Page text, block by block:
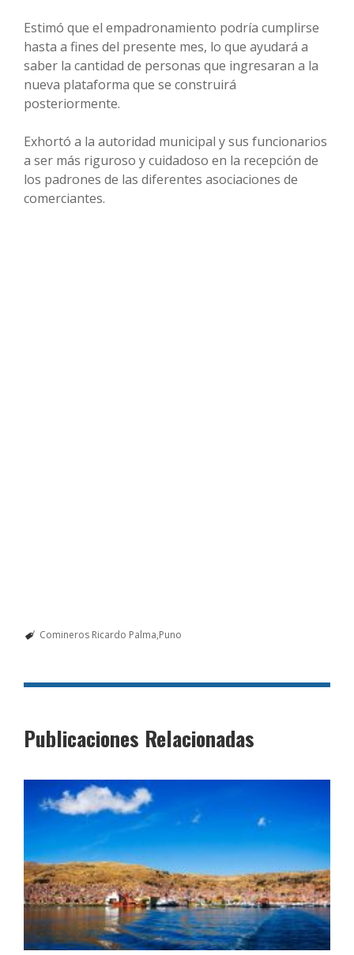
Estimó que el empadronamiento podría cumplirse
hasta a fines del presente mes, lo que ayudará a
saber la cantidad de personas que ingresaran a la
nueva plataforma que se construirá
posteriormente.
Exhortó a la autoridad municipal y sus funcionarios
a ser más riguroso y cuidadoso en la recepción de
los padrones de las diferentes asociaciones de
comerciantes.
Comineros Ricardo Palma Puno
Publicaciones Relacionadas